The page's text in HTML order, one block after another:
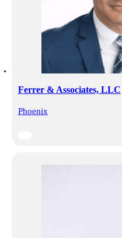
Ferrer & Associates, LLC
Phoenix